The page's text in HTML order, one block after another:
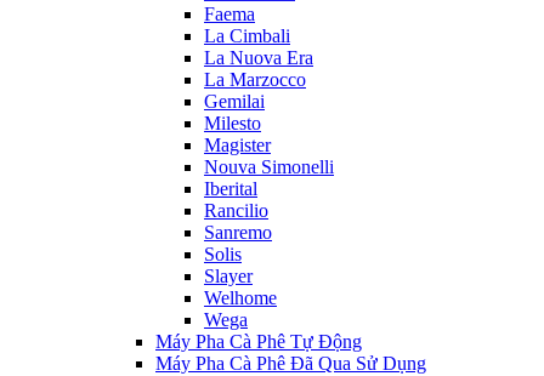
Faema
La Cimbali
La Nuova Era
La Marzocco
Gemilai
Milesto
Magister
Nouva Simonelli
Iberital
Rancilio
Sanremo
Solis
Slayer
Welhome
Wega
Máy Pha Cà Phê Tự Động
Máy Pha Cà Phê Đã Qua Sử Dụng